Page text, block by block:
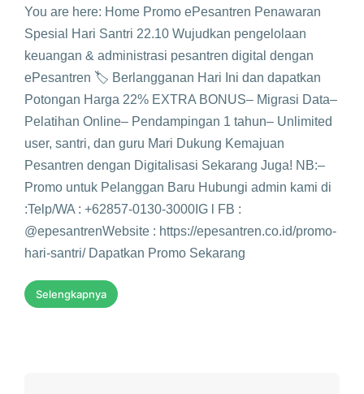
You are here: Home Promo ePesantren Penawaran
Spesial Hari Santri 22.10 Wujudkan pengelolaan
keuangan & administrasi pesantren digital dengan
ePesantren 🏷 Berlangganan Hari Ini dan dapatkan
Potongan Harga 22% EXTRA BONUS– Migrasi Data–
Pelatihan Online– Pendampingan 1 tahun– Unlimited
user, santri, dan guru Mari Dukung Kemajuan
Pesantren dengan Digitalisasi Sekarang Juga! NB:–
Promo untuk Pelanggan Baru Hubungi admin kami di
:Telp/WA : +62857-0130-3000IG l FB :
@epesantrenWebsite : https://epesantren.co.id/promo-
hari-santri/ Dapatkan Promo Sekarang
Selengkapnya